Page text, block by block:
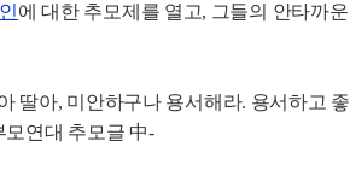
에 대한 추모제를 열고, 그들의 안타까운
딸아, 미안하구나 용서해라. 용서하고 좋
모연대 추모글 中-